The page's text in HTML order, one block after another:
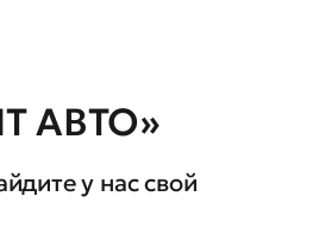
АВТО»
у нас свой